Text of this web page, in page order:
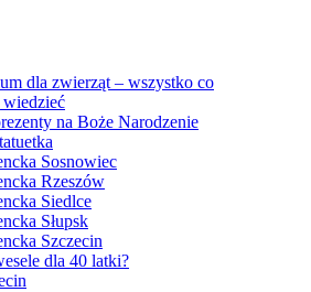
dla zwierząt – wszystko co
na Boże Narodzenie
Sosnowiec
Rzeszów
Siedlce
Słupsk
Szczecin
dla 40 latki?